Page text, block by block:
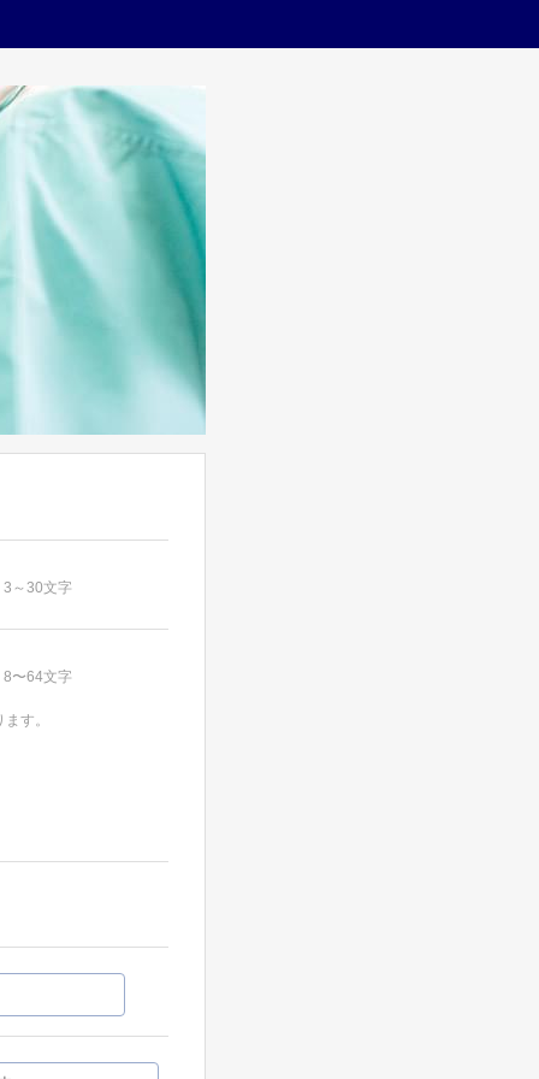
～30文字
〜64文字
す。